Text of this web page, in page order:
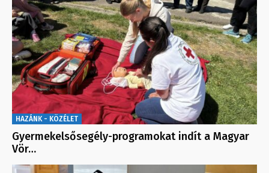
HAZÁNK - KÖZÉLET
Gyermekelsősegély-programokat indít a Magyar
Vör…